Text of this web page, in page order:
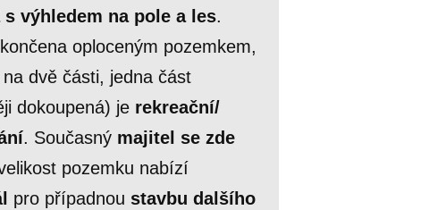
s výhledem na pole a les.
oploceným pozemkem,
dvě části, jedna část
dokoupená) je rekreační/
. Současný majitel se zde
pozemku nabízí
pro případnou stavbu dalšího